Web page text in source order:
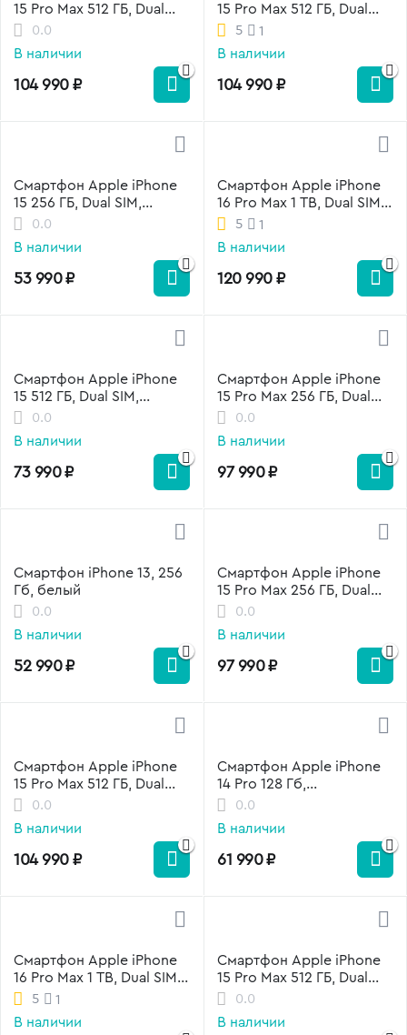
15 Pro Max 512 ГБ, Dual
SIM, натуральный титан
0.0
В наличии
104 990₽
15 Pro Max 512 ГБ, Dual
SIM, белый титан
5 1
В наличии
104 990₽
Смартфон Apple iPhone
15 256 ГБ, Dual SIM,
черный
0.0
В наличии
53 990₽
Смартфон Apple iPhone
16 Pro Max 1 TB, Dual SIM
(nano SIM+eSIM), Black
Titanium
5 1
В наличии
120 990₽
Смартфон Apple iPhone
15 512 ГБ, Dual SIM,
черный
0.0
В наличии
73 990₽
Смартфон Apple iPhone
15 Pro Max 256 ГБ, Dual
SIM, белый титан
0.0
В наличии
97 990₽
Смартфон iPhone 13, 256
Гб, белый
0.0
В наличии
52 990₽
Смартфон Apple iPhone
15 Pro Max 256 ГБ, Dual
SIM, синий титан
0.0
В наличии
97 990₽
Смартфон Apple iPhone
15 Pro Max 512 ГБ, Dual
SIM, черный титан
0.0
В наличии
104 990₽
Смартфон Apple iPhone
14 Pro 128 Гб,
фиолетовый
0.0
В наличии
61 990₽
Смартфон Apple iPhone
16 Pro Max 1 TB, Dual SIM
(nano SIM+eSIM), Natural
Titanium
5 1
В наличии
Смартфон Apple iPhone
15 Pro Max 512 ГБ, Dual
SIM, синий титан
0.0
В наличии